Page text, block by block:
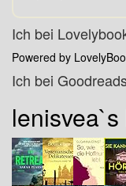
Ich bei
Powered by
Ich bei